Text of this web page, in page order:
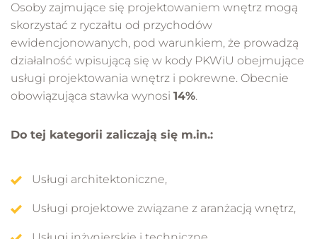
Osoby zajmujące się projektowaniem wnętrz mogą
skorzystać z ryczałtu od przychodów
ewidencjonowanych, pod warunkiem, że prowadzą
działalność wpisującą się w kody PKWiU obejmujące
usługi projektowania wnętrz i pokrewne. Obecnie
obowiązująca stawka wynosi 14%.
Do tej kategorii zaliczają się m.in.:
Usługi architektoniczne,
Usługi projektowe związane z aranżacją wnętrz,